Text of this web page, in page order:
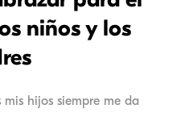
niños y los
hijos siempre me da